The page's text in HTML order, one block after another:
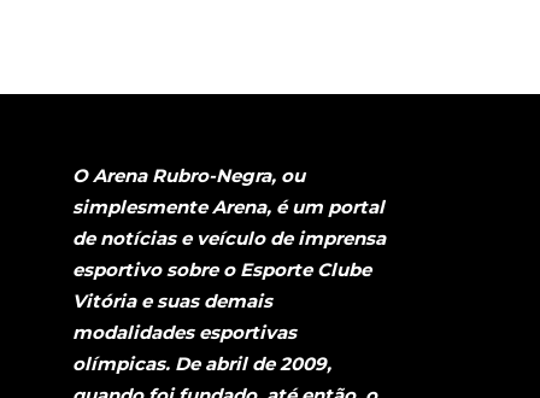
O Arena Rubro-Negra, ou
simplesmente Arena, é um portal
de notícias e veículo de imprensa
esportivo sobre o Esporte Clube
Vitória e suas demais
modalidades esportivas
olímpicas. De abril de 2009,